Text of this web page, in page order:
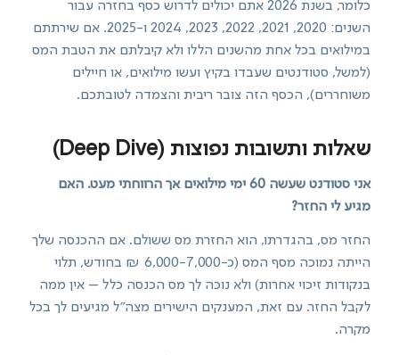
כלומר, בשנת 2026 אתם יכולים לדרוש כסף בחזרה עבור
השנים: 2020, 2021, 2022, 2023, 2024 ו-2025. אם שירתתם
במילואים בכל אחת מהשנים הללו ולא קיבלתם את הטבת המס
(למשל, סטודנטים שעבדו בקיץ ועשו מילואים, או חיילים
משוחררים), הכסף הזה צובר ריבית והצמדה לטובתכם.
שאלות ותשובות נפוצות (Deep Dive)
אני סטודנט שעשה 60 ימי מילואים אך הרווחתי מעט. האם
מגיע לי החזר?
החזר מס, בהגדרתו, הוא החזרת מס ששולם. אם ההכנסה שלך
הייתה נמוכה מסף המס (כ-6,000-7,000 ₪ בחודש, תלוי
בנקודות זיכוי אחרות) ולא נוכה לך מס הכנסה כלל – אין ממה
לקבל החזר. עם זאת, המענקים הישירים מצה"ל מגיעים לך בכל
מקרה.